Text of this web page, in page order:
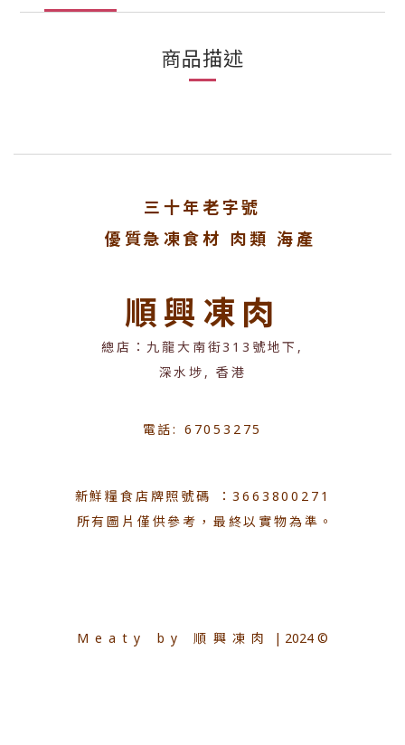
商品描述
三十年老字號
優質急凍食材 肉類 海產
順興凍肉
總店：九龍大南街313號地下,
深水埗, 香港
電話: 67053275
新鮮糧食店牌照號碼 ：3663800271
所有圖片僅供參考，最終以實物為準。
Meaty by 順興凍肉 | 2024 ©